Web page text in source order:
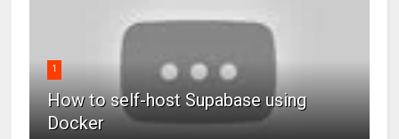
1
How to self-host Supabase using
Docker